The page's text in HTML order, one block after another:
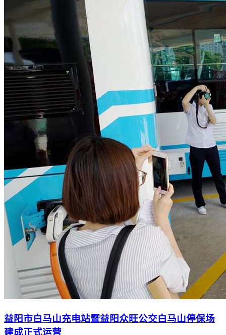
益阳市白马山充电站暨益阳众旺公交白马山停保场
建成正式运营